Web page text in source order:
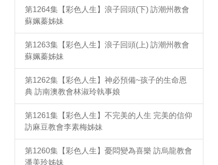
第1264集【彩色人生】浪子回頭(下) 訪潮州教會
蘇姵蓁姊妹
第1263集【彩色人生】浪子回頭(上) 訪潮州教會
蘇姵蓁姊妹
第1262集【彩色人生】神必預備~孩子的生命恩
典 訪南澳教會林淑玲執事娘
第1261集【彩色人生】不完美的人生 完美的信仰
訪麻豆教會李素梅姊妹
第1260集【彩色人生】憂悶變為喜樂 訪烏龍教會
潘美玲姊妹